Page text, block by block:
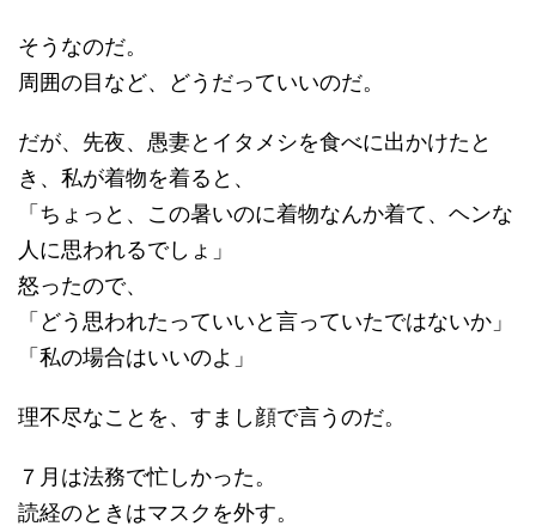
そうなのだ。
周囲の目など、どうだっていいのだ。
だが、先夜、愚妻とイタメシを食べに出かけたと
き、私が着物を着ると、
「ちょっと、この暑いのに着物なんか着て、ヘンな
人に思われるでしょ」
怒ったので、
「どう思われたっていいと言っていたではないか」
「私の場合はいいのよ」
理不尽なことを、すまし顔で言うのだ。
７月は法務で忙しかった。
読経のときはマスクを外す。